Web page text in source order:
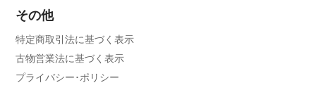
その他
特定商取引法に基づく表示
古物営業法に基づく表示
プライバシー･ポリシー